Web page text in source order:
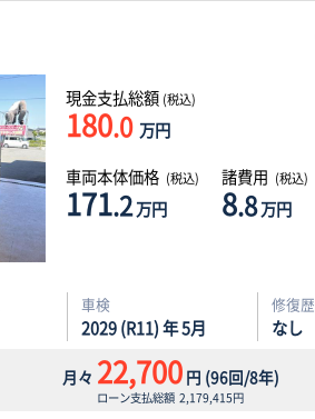
現金支払総額 (税込)
180.0 万円
車両本体価格 (税込)
171.2万円
諸費用 (税込)
8.8万円
車検
2029 (R11) 年 5月
修復歴
なし
月々 22,700円 (96回/8年)
ローン支払総額2,179,415円